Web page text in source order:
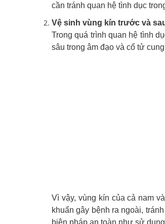
cần tránh quan hệ tình dục
Vệ sinh vùng kín trước và
Trong quá trình quan hệ tình
sâu trong âm đạo và cổ tử
Vì vậy, vùng kín của cả nam
khuẩn gây bệnh ra ngoài,
biện pháp an toàn như sử